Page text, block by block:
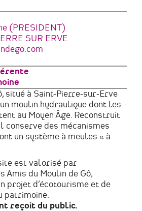
(PRESIDENT)
SUR ERVE
situé à Saint-Pierre-sur-Erve
moulin hydraulique dont les
au Moyen Âge. Reconstruit
conserve des mécanismes
un système à meules « à
est valorisé par
Amis du Moulin de Gô,
projet d’écotourisme et de
patrimoine.
reçoit du public.